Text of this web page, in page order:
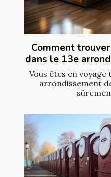
Comment
dans le 13e
Vous êtes en voyage
arrondissement